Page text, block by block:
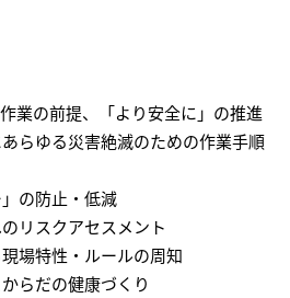
業の前提、「より安全に」の推進
らゆる災害絶滅のための作業手順
の防止・低減
リスクアセスメント
場特性・ルールの周知
らだの健康づくり